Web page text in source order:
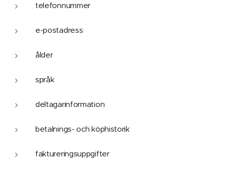
telefonnummer
e-postadress
ålder
språk
deltagarinformation
betalnings- och köphistorik
faktureringsuppgifter